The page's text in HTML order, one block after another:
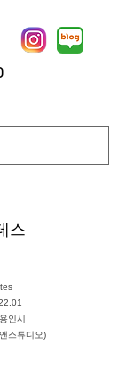
스
인시
스튜디오)